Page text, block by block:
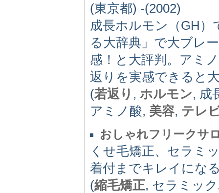
(東京都) -(2002)
成長ホルモン（GH）
る大辞典」で大ブレ
感！と大評判。アミ
返りを実感できると
(若返り , ホルモン, 成
アミノ酸, 美容, テレ
おしゃれフリークサ
くせ毛矯正、セラミ
着付までキレイにな
(縮毛矯正, セラミッ